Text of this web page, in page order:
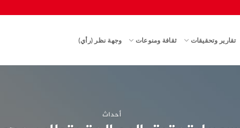
تقارير وتحقيقات ثقافة ومنوعات وجهة نظر (رأي)
أحداث